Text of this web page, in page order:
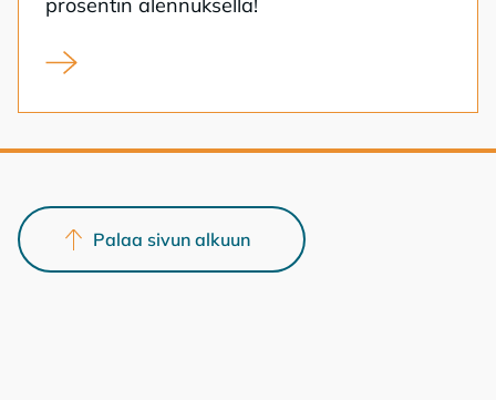
Kunnan kampanja tarjoaa omakotitontteja alehintaan
Palaa sivun alkuun